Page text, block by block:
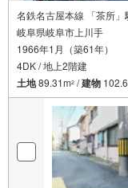
名鉄名古屋本線 「茶所
岐阜県岐阜市上川手
1966年1月（築61年）
4DK / 地上2階建
土地89.31m2 /建物